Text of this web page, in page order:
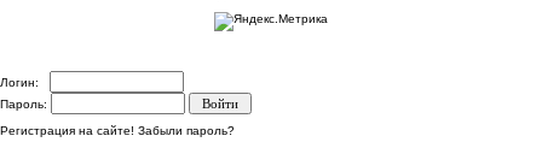
Логин:
Пароль:
Регистрация на сайте! Забыли пароль?